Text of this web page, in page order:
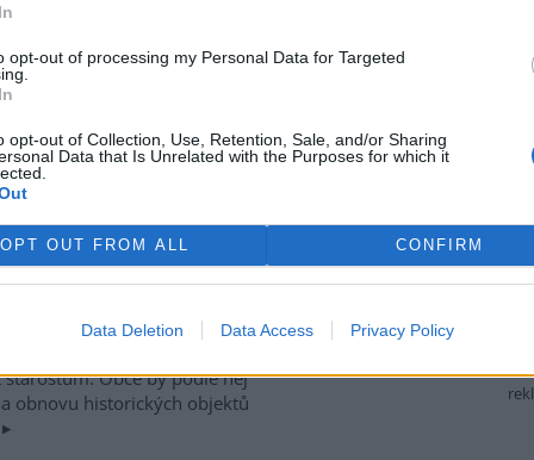
opt-out of processing my Personal Data for Targeted
opt-out of Collection, Use, Retention, Sale, and/or Sharing
Data that Is Unrelated with the Purposes for which it
OPT OUT FROM ALL CONFIRM
Data Deletion Data Access Privacy Policy
na výstavbu komunálních
PHARE
CBS v
to pro ČIAstarosta Mostu
Berlíně, kde se koná
smlouvu o
generelu Krkonoš slíbil v
ministra pro místní
obcí mohli do vytváření
Obce by podle něj
obnovu historických objektů